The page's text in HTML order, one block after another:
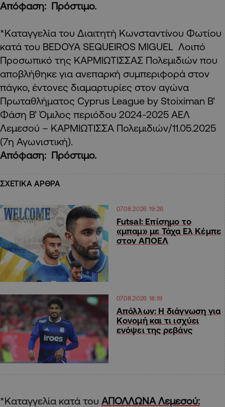
Απόφαση: Πρόστιμο.
*Καταγγελία του Διαιτητή Κωνσταντίνου Φωτίου
κατά του BEDOYA SEQUEIROS MIGUEL Λοιπό
Προσωπικό της ΚΑΡΜΙΩΤΙΣΣΑΣ Πολεμιδιών που
αποβλήθηκε για ανεπαρκή συμπεριφορά στον
πάγκο, έντονες διαμαρτυρίες στον αγώνα
Πρωταθλήματος Cyprus League by Stoiximan Β’
Φάση Β’ Όμιλος περιόδου 2024-2025 ΑΕΛ
Λεμεσού – ΚΑΡΜΙΩΤΙΣΣΑ Πολεμιδιών/11.05.2025
(7η Αγωνιστική).
Απόφαση: Πρόστιμο.
ΣΧΕΤΙΚΑ ΑΡΘΡΑ
07.08.2026 19:26
Futsal: Επίσημο το
«μπαμ» με Τάχα Ελ Κέμπε
στον ΑΠΟΕΛ
07.08.2026 18:19
Απόλλων: Η διάγνωση για
Κονομή και τι ισχύει
ενόψει της ρεβάνς
*Καταγγελία κατά του ΑΠΟΛΛΩΝΑ Λεμεσού: